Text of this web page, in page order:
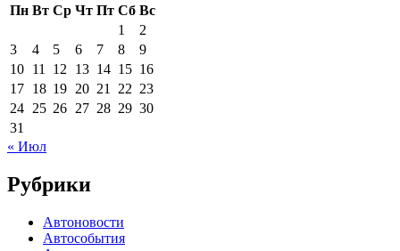
Пн Вт Ср Чт Пт Сб Вс
1
2
3
4 5 6 7 8
9
10 11 12 13 14 15 16
17 18 19 20 21 22 23
24 25 26 27 28 29 30
31
« Июл
Рубрики
Автоновости
Автособытия